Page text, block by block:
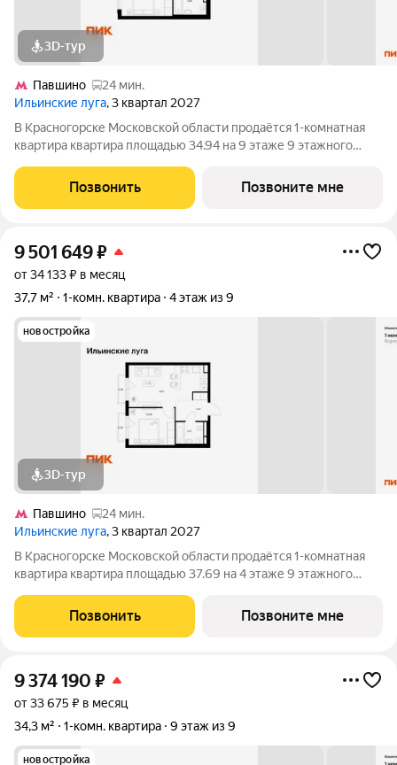
3D-тур
Павшино
24 мин.
Ильинские луга, 3 квартал 2027
В Красногорске Московской области продаётся 1-комнатная
квартира квартира площадью 34.94 на 9 этаже 9 этажного
Удобное расположение 20 минут на автомобиле до станций
метро «Волоколамская»,
Позвонить Позвоните мне
9 501 649₽
от 34 133 ₽ в месяц
37,7 м²
1-комн. квартира 4 этаж из 9
новостройка
3D-тур
Павшино
24 мин.
Ильинские луга, 3 квартал 2027
В Красногорске Московской области продаётся 1-комнатная
квартира квартира площадью 37.69 на 4 этаже 9 этажного
Удобное расположение 20 минут на автомобиле до станций
метро «Волоколамская»,
Позвонить Позвоните мне
9 374 190 ₽
от 33 675 ₽ в месяц
34,3 м²
1-комн. квартира 9 этаж из 9
новостройка